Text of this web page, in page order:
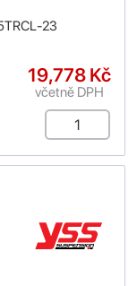
23
19,778 Kč
včetně DPH